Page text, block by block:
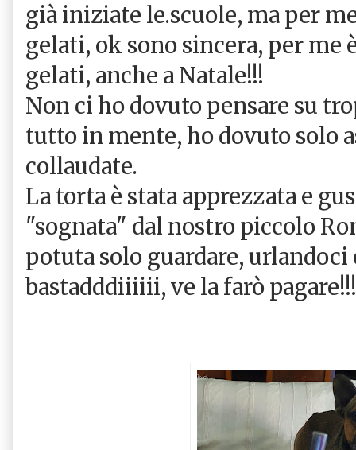
già iniziate le.scuole, ma per
gelati, ok sono sincera, per me
gelati, anche a Natale!!!
Non ci ho dovuto pensare su
tutto in mente, ho dovuto solo
collaudate.
La torta è stata apprezzata e
"sognata" dal nostro piccolo
potuta solo guardare, urlandoci
bastadddiiiiii, ve la farò